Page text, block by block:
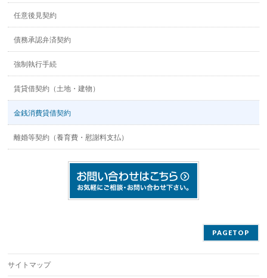
任意後見契約
債務承認弁済契約
強制執行手続
賃貸借契約（土地・建物）
金銭消費貸借契約
離婚等契約（養育費・慰謝料支払）
PAGETOP
サイトマップ